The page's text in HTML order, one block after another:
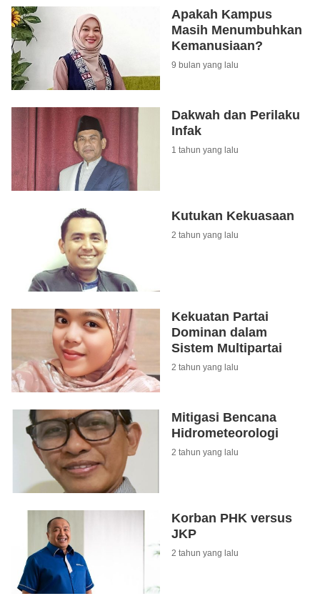
Apakah Kampus
Masih Menumbuhkan
Kemanusiaan?
9 bulan yang lalu
Dakwah dan Perilaku
Infak
1 tahun yang lalu
Kutukan Kekuasaan
2 tahun yang lalu
Kekuatan Partai
Dominan dalam
Sistem Multipartai
2 tahun yang lalu
Mitigasi Bencana
Hidrometeorologi
2 tahun yang lalu
Korban PHK versus
JKP
2 tahun yang lalu